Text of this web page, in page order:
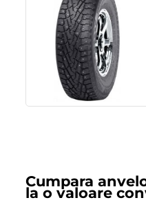
Cumpara
la o valoare